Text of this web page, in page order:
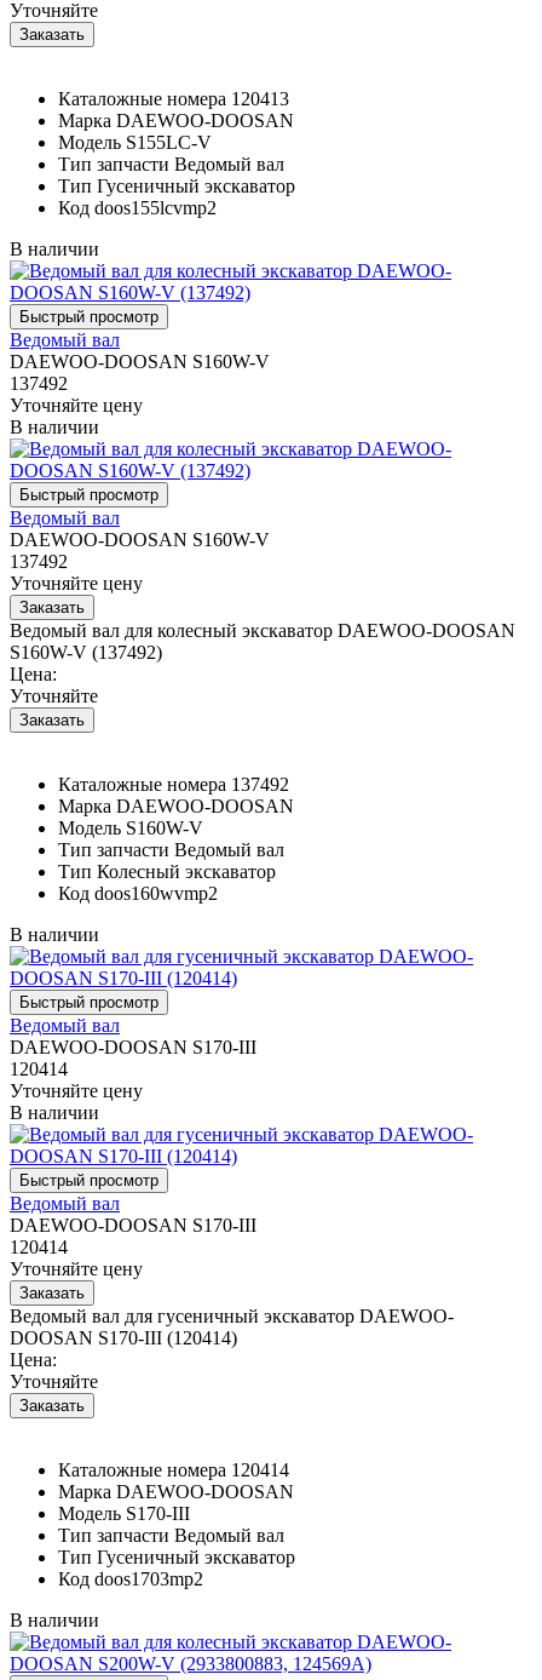
Уточняйте
Каталожные номера 120413
Марка DAEWOO-DOOSAN
Модель S155LC-V
Тип запчасти Ведомый вал
Тип Гусеничный экскаватор
Код doos155lcvmp2
В наличии
Ведомый вал
DAEWOO-DOOSAN S160W-V
137492
Уточняйте цену
В наличии
Ведомый вал
DAEWOO-DOOSAN S160W-V
137492
Уточняйте цену
Ведомый вал для колесный экскаватор DAEWOO-DOOSAN
S160W-V (137492)
Цена:
Уточняйте
Каталожные номера 137492
Марка DAEWOO-DOOSAN
Модель S160W-V
Тип запчасти Ведомый вал
Тип Колесный экскаватор
Код doos160wvmp2
В наличии
Ведомый вал
DAEWOO-DOOSAN S170-III
120414
Уточняйте цену
В наличии
Ведомый вал
DAEWOO-DOOSAN S170-III
120414
Уточняйте цену
Ведомый вал для гусеничный экскаватор DAEWOO-
DOOSAN S170-III (120414)
Цена:
Уточняйте
Каталожные номера 120414
Марка DAEWOO-DOOSAN
Модель S170-III
Тип запчасти Ведомый вал
Тип Гусеничный экскаватор
Код doos1703mp2
В наличии